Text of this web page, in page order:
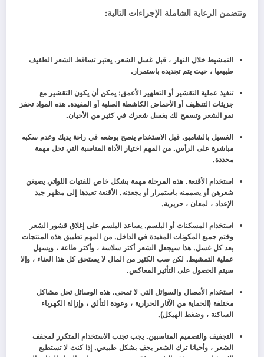
وتتضمن الرعاية الشاملة الإجراءات التالية:
التمشيط خلال النهار ، قبل غسل الشعر. يعتبر تساقط الشعر الطفيف
طبيعيا ، حيث يتم تجديده باستمرار.
تنفيذ عملية التقشير أو التطهير الأعمق: يمكن أن يكون التقشير مع
جزيئات التنظيف أو الأحماض الكاشطة الصلبة أو المفيدة. هذه المواد تحفز
نمو الشعر وتسمح لك بغسل شعرك في كثير من الأحيان.
الغسيل بالشامبو. قبل الاستخدام ينصح بوضعه في راحة يديك وعدم سكبه
مباشرة على الرأس. من المهم اختيار الأداة المناسبة التي تحل مهمة
محددة.
استخدام الأقنعة. هذه المرحلة مهمة بشكل خاص للفتيات اللواتي يصبغن
شعرهن أو يصممنه باستمرار أو يجعدنه. الأقنعة تعيدها إلى مظهر جيد
الإعداد ، لمعان ، حريرية.
استخدام المسكنات أو البلسم. يساعد البلسم على إغلاق قشور الشعر
وختم جميع المكونات المفيدة في الداخل. من المهم تطبيق هذه المنتجات
بعد كل غسل. هذا سيجعل الشعر أكثر سلاسة ، وأكثر طاعة ، ويسهل
عملية التمشيط. لكن صب الكثير من المال لا يستحق كل هذا العناء ، وإلا
سيتم الحصول على التأثير المعاكس.
استخدام الأمصال والسوائل التي لا تمحى. هذه الوسائل تحل مشاكل
مختلفة (الحماية من الآثار الحرارية ، وعودة التألق ، وإزالة الكهرباء
الساكنة ، وضغط الهيكل).
التجفيف والتصميم المناسبين. يجب تجنب الاستخدام المتكرر لمجفف
الشعر ، وأحيانا ترك الشعر يجف بشكل طبيعي. إذا كنت لا تستطيع